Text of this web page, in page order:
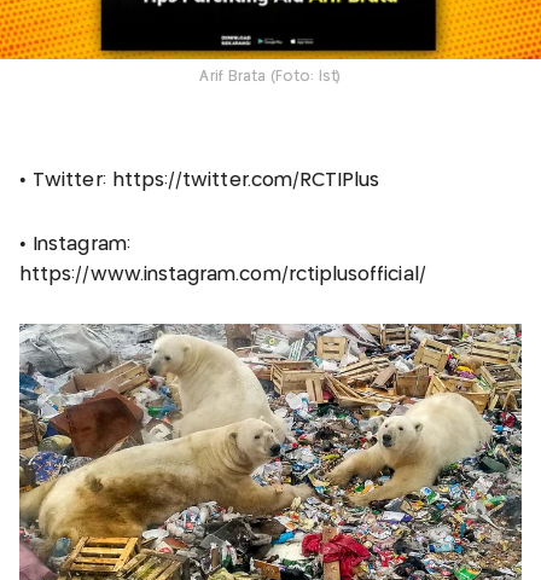
Arif Brata (Foto: Ist)
• Twitter: https://twitter.com/RCTIPlus
• Instagram:
https://www.instagram.com/rctiplusofficial/